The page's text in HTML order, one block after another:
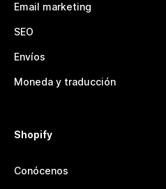
Email marketing
SEO
Envíos
Moneda y traducción
Shopify
Conócenos